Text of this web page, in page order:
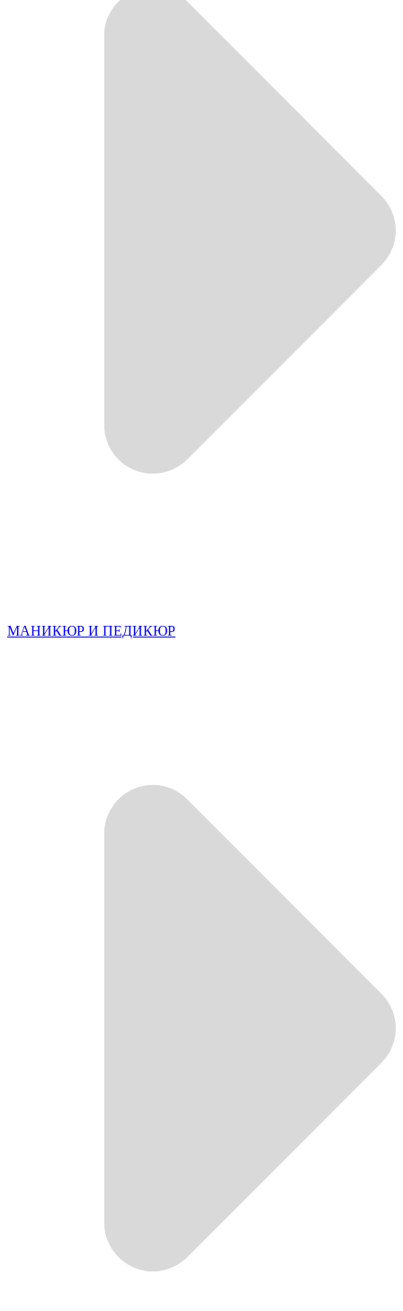
МАНИКЮР И ПЕДИКЮР